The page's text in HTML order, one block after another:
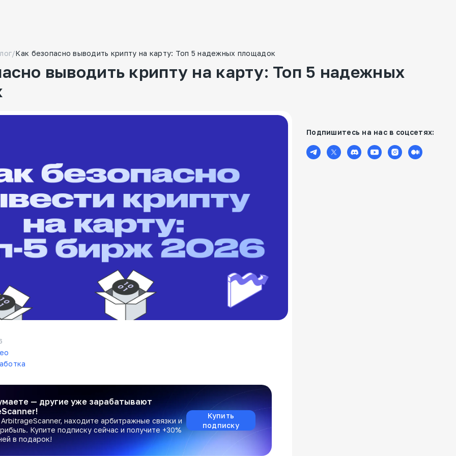
/Как безопасно выводить крипту на карту: Топ 5 надежных площадок
выводить крипту на карту: Топ 5 надежных
— другие уже зарабатывают
находите арбитражные связки и
Купите подписку сейчас и получите +30%
в подарок!
Купить
подписку
Подпишитесь на нас в соцсетях: